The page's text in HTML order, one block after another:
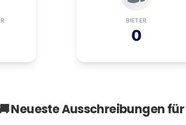
BIETER
0
Neueste Ausschreibungen